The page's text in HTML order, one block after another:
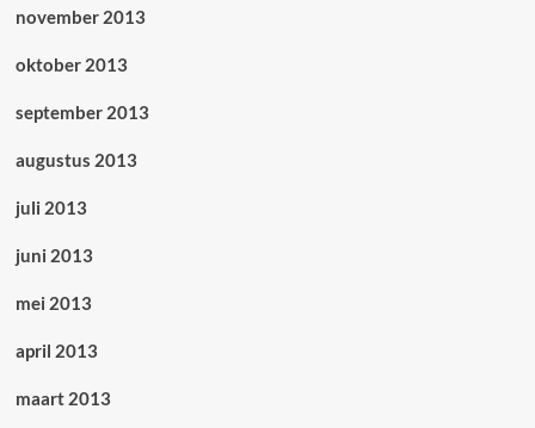
november 2013
oktober 2013
september 2013
augustus 2013
juli 2013
juni 2013
mei 2013
april 2013
maart 2013